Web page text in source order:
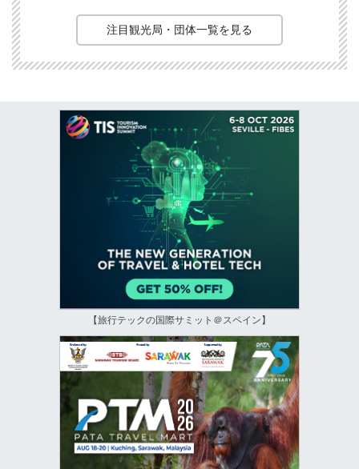
注目観光局・団体一覧を見る
【旅行テックの国際サミット＠スペイン】